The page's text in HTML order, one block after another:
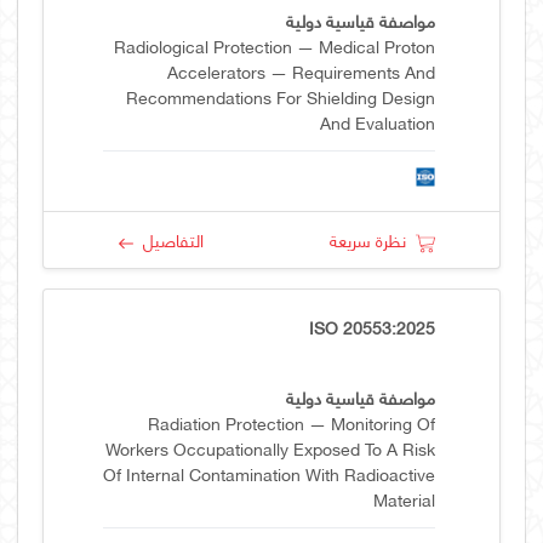
مواصفة قياسية دولية
Radiological Protection — Medical Proton
Accelerators — Requirements And
Recommendations For Shielding Design
And Evaluation
نظرة سريعة التفاصيل
ISO 20553:2025
مواصفة قياسية دولية
Radiation Protection — Monitoring Of
Workers Occupationally Exposed To A Risk
Of Internal Contamination With Radioactive
Material